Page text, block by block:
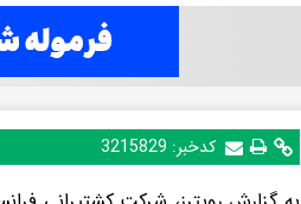
کدخبر: 3215829